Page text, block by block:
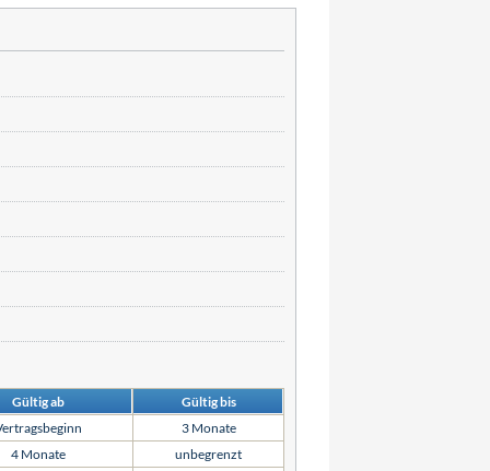
Gültig ab
Gültig bis
3 Monate
4 Monate
unbegrenzt